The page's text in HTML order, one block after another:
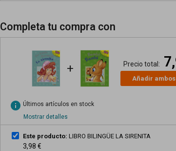
Completa tu compra con
+ Precio total:
Añadir
info Últimos artículos en stock
Mostrar detalles
Este producto: LIBRO BILINGÜE LA SIRENITA
3,98 €